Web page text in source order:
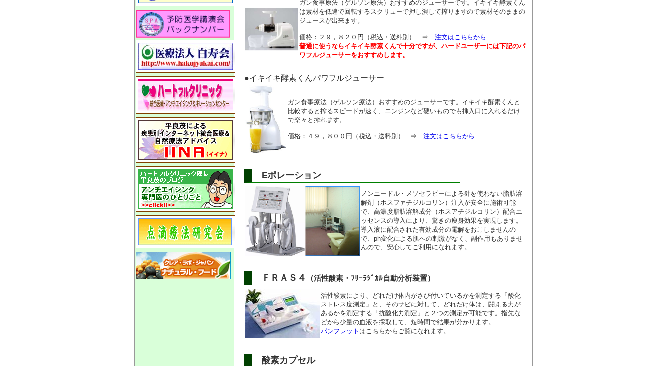
ガン食事療法（ゲルソン療法）おすすめのジューサーです。イキイキ酵素くん
は素材を低速で回転するスクリューで押し潰して搾りますので素材そのままの
ジュースが出来ます。
価格：２９，８２０円（税込・送料別） ⇒ 注文はこちらから
普通に使うならイキイキ酵素くんで十分ですが、ハードユーザーには下記のパ
ワフルジューサーをおすすめします。
●イキイキ酵素くんパワフルジューサー
ガン食事療法（ゲルソン療法）おすすめのジューサーです。イキイキ酵素くんと
比較すると搾るスピードが速く、ニンジンなど硬いものでも挿入口に入れるだけ
で楽々と搾れます。
価格：４９，８００円（税込・送料別） ⇒ 注文はこちらから
Eポレーション
ノンニードル・メソセラピーによる針を使わない脂肪溶
解剤（ホスファチジルコリン）注入が安全に施術可能
で、高濃度脂肪溶解成分（ホスアチジルコリン）配合エ
ッセンスの導入により、驚きの痩身効果を実現します。
導入液に配合された有効成分の電解をおこしませんの
で、ph変化による肌への刺激がなく、副作用もありませ
んので、安心してご利用になれます。
ＦＲＡＳ４ （活性酸素・ﾌﾘｰﾗｼﾞｶﾙ自動分析装置）
活性酸素により、どれだけ体内がさび付いているかを測定する「酸化
ストレス度測定」と、そのサビに対して、どれだけ体は、闘える力が
あるかを測定する「抗酸化力測定」と２つの測定が可能です。指先な
どから少量の血液を採取して、短時間で結果が分かります。
パンフレット はこちらからご覧になれます。
酸素カプセル